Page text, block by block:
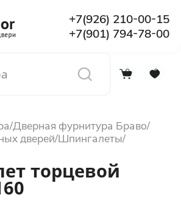
+7(926) 210-00-15
+7(901) 794-78-00
0 0
Дверная фурнитура Браво
дверей Шпингалеты
торцевой